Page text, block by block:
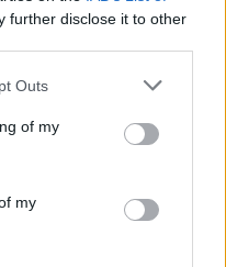
further disclose it to other
one or more Google
You may click to
its third-party tags to
in below Google
Outs
of my
my
csaj(ok)
Szalon)